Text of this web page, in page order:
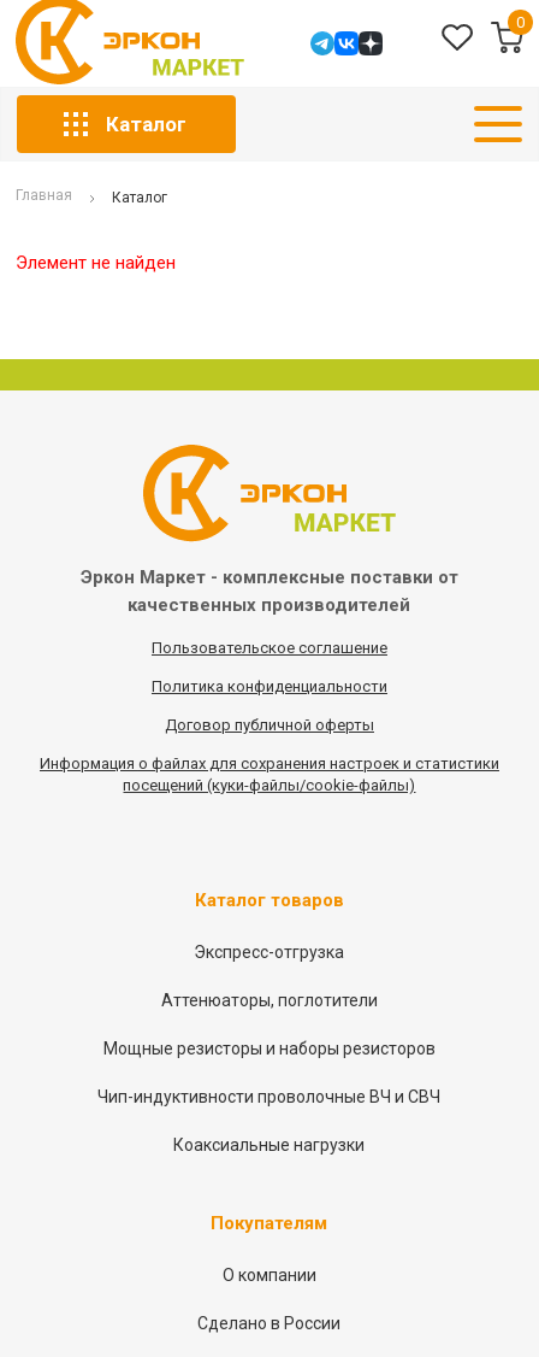
0
Каталог
Главная Каталог
Элемент не найден
Эркон Маркет - комплексные поставки от
качественных производителей
Пользовательское соглашение
Политика конфиденциальности
Договор публичной оферты
Информация о файлах для сохранения настроек и статистики
посещений (куки-файлы/cookie-файлы)
Каталог товаров
Экспресс-отгрузка
Аттенюаторы, поглотители
Мощные резисторы и наборы резисторов
Чип-индуктивности проволочные ВЧ и СВЧ
Коаксиальные нагрузки
Покупателям
О компании
Сделано в России